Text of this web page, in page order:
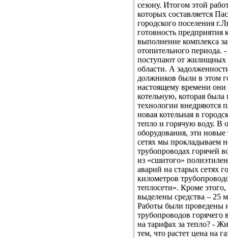
сезону. Итогом этой
которых составляется
городского поселения
готовность предприятия
выполнение комплекса
отопительного периода.
поступают от жилищных
области. А
должников были в этом
настоящему времени
котельную, которая
технологии внедряются
новая котельная в
тепло и горячую воду. В
оборудования, эти
сетях мы прокладываем
трубопроводах горячей
из «сшитого»
аварий на старых сетях
километров
теплосети». Кроме
выделены средства – 25
Работы были проведены
трубопроводов горячего
на тарифах за тепло? -
тем, что растет цена на